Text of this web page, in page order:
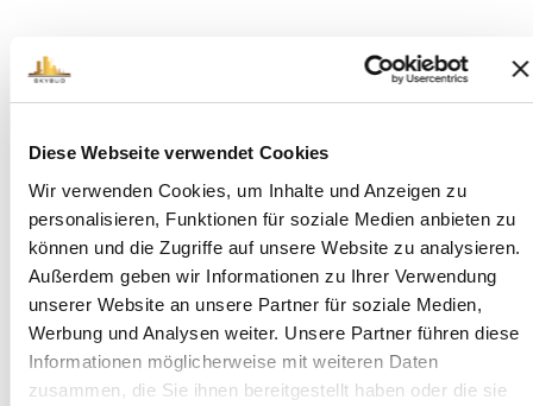
Diese Webseite verwendet Cookies
Wir verwenden Cookies, um Inhalte und Anzeigen zu
personalisieren, Funktionen für soziale Medien anbieten zu
können und die Zugriffe auf unsere Website zu analysieren.
Außerdem geben wir Informationen zu Ihrer Verwendung
unserer Website an unsere Partner für soziale Medien,
Werbung und Analysen weiter. Unsere Partner führen diese
Informationen möglicherweise mit weiteren Daten
zusammen, die Sie ihnen bereitgestellt haben oder die sie
Ви можете написати нам за
допомогою цієї онлайн-форми.